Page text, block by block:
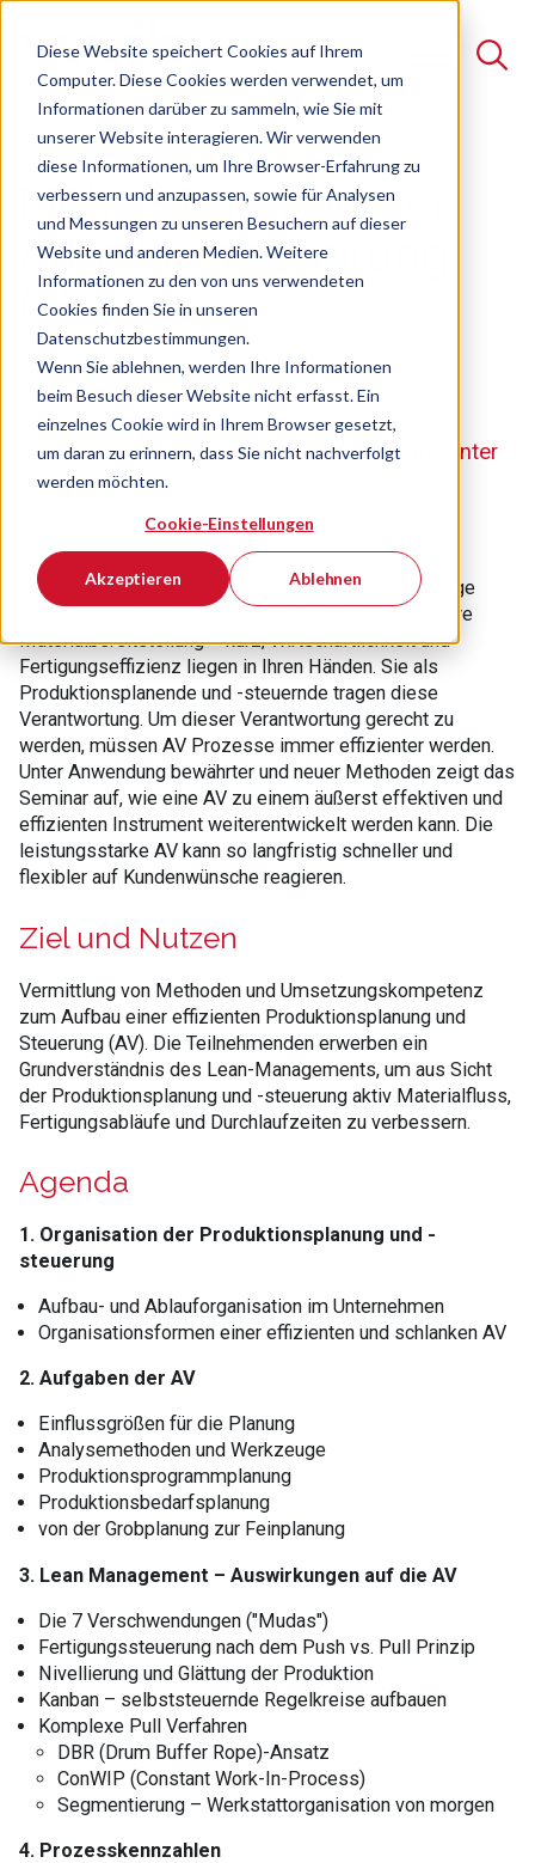
Diese Website speichert Cookies auf Ihrem
Computer. Diese Cookies werden verwendet, um
Informationen darüber zu sammeln, wie Sie mit
unserer Website interagieren. Wir verwenden
diese Informationen, um Ihre Browser-Erfahrung zu
verbessern und anzupassen, sowie für Analysen
und Messungen zu unseren Besuchern auf dieser
Website und anderen Medien. Weitere
Informationen zu den von uns verwendeten
Cookies finden Sie in unseren
Datenschutzbestimmungen.
Wenn Sie ablehnen, werden Ihre Informationen
beim Besuch dieser Website nicht erfasst. Ein
einzelnes Cookie wird in Ihrem Browser gesetzt,
um daran zu erinnern, dass Sie nicht nachverfolgt
werden möchten.
Cookie-Einstellungen
Akzeptieren Ablehnen
Suche
Es gibt keine Vorschläge, da das Suchfeld leer ist.
Mehr Effizienz in der
Arbeitsvorbereitung
(AV)
Seminar Freie Plätze verfügbar
Wie Sie Aufträge besser, schneller und effizienter
abwickeln
Termintreue, kurze Lieferzeiten, hohe Qualität, niedrige
Selbstkosten, eine hohe Variantenkomplexität, sichere
Materialbereitstellung – kurz, Wirtschaftlichkeit und
Fertigungseffizienz liegen in Ihren Händen. Sie als
Produktionsplanende und -steuernde tragen diese
Verantwortung. Um dieser Verantwortung gerecht zu
werden, müssen AV Prozesse immer effizienter werden.
Unter Anwendung bewährter und neuer Methoden zeigt das
Seminar auf, wie eine AV zu einem äußerst effektiven und
effizienten Instrument weiterentwickelt werden kann. Die
leistungsstarke AV kann so langfristig schneller und
flexibler auf Kundenwünsche reagieren.
Ziel und Nutzen
Vermittlung von Methoden und Umsetzungskompetenz
zum Aufbau einer effizienten Produktionsplanung und
Steuerung (AV). Die Teilnehmenden erwerben ein
Grundverständnis des Lean-Managements, um aus Sicht
der Produktionsplanung und -steuerung aktiv Materialfluss,
Fertigungsabläufe und Durchlaufzeiten zu verbessern.
Agenda
1. Organisation der Produktionsplanung und -
steuerung
Aufbau- und Ablauforganisation im Unternehmen
Organisationsformen einer effizienten und schlanken AV
2. Aufgaben der AV
Einflussgrößen für die Planung
Analysemethoden und Werkzeuge
Produktionsprogrammplanung
Produktionsbedarfsplanung
von der Grobplanung zur Feinplanung
3. Lean Management – Auswirkungen auf die AV
Die 7 Verschwendungen ("Mudas")
Fertigungssteuerung nach dem Push vs. Pull Prinzip
Nivellierung und Glättung der Produktion
Kanban – selbststeuernde Regelkreise aufbauen
Komplexe Pull Verfahren
DBR (Drum Buffer Rope)-Ansatz
ConWIP (Constant Work-In-Process)
Segmentierung – Werkstattorganisation von morgen
4. Prozesskennzahlen